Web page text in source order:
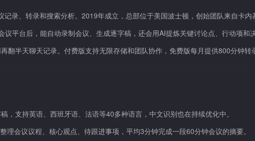
录、转录和搜索分析。2019年成立，总部位于美国波士顿，创始团队来自卡
平台后，能自动录制会议、生成逐字稿，还会用AI提炼关键讨论点、行动项和
翻半天聊天记录。付费版支持无限存储和团队协作，免费版每月提供800分钟转
，支持英语、西班牙语、法语等40多种语言，中文识别也在持续优化中。
理会议议程、核心观点、待跟进事项，平均3分钟完成一段60分钟会议的摘要。